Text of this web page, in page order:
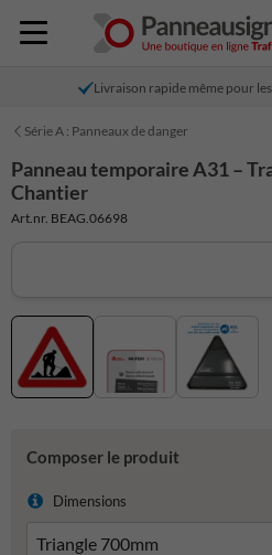
Livraison rapide même pour
Série A : Panneaux de danger
Panneau temporaire A31 –
Chantier
Art.nr. BEAG.06698
Composer le produit
Dimensions